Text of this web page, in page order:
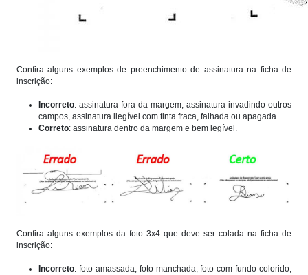
Confira alguns exemplos de preenchimento de assinatura na ficha de
inscrição:
Incorreto: assinatura fora da margem, assinatura invadindo outros
campos, assinatura ilegível com tinta fraca, falhada ou apagada.
Correto: assinatura dentro da margem e bem legível.
Confira alguns exemplos da foto 3x4 que deve ser colada na ficha de
inscrição:
Incorreto: foto amassada, foto manchada, foto com fundo colorido,